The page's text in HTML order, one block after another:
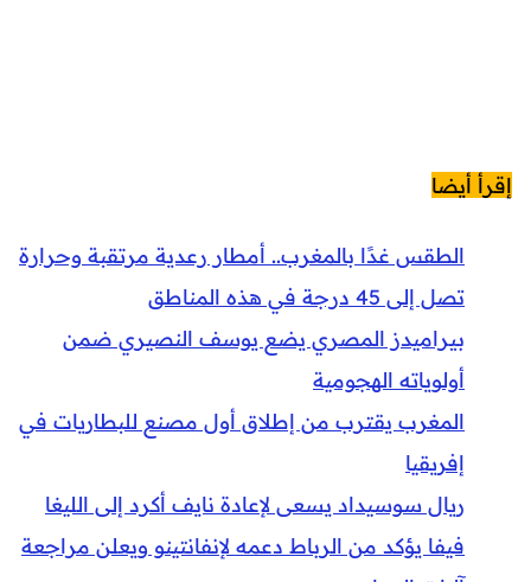
إقرأ أيضا
الطقس غدًا بالمغرب.. أمطار رعدية مرتقبة وحرارة
تصل إلى 45 درجة في هذه المناطق
بيراميدز المصري يضع يوسف النصيري ضمن
أولوياته الهجومية
المغرب يقترب من إطلاق أول مصنع للبطاريات في
إفريقيا
ريال سوسيداد يسعى لإعادة نايف أكرد إلى الليغا
فيفا يؤكد من الرباط دعمه لإنفانتينو ويعلن مراجعة